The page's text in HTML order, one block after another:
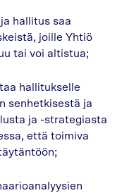
hallitus saa
joille Yhtiö
tai voi altistua;
hallitukselle
senhetkisestä ja
ja -strategiasta
että toimiva